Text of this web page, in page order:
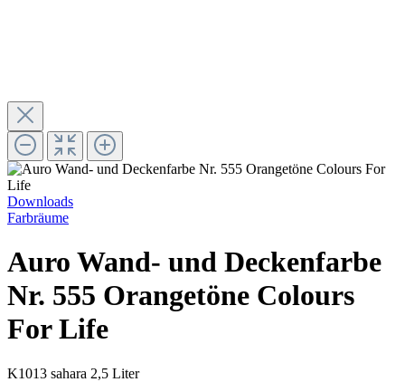
Downloads
Farbräume
Auro Wand- und Deckenfarbe
Nr. 555 Orangetöne Colours
For Life
K1013 sahara 2,5 Liter